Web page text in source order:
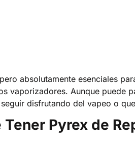
absolutamente esenciales
vaporizadores. Aunque puede
disfrutando del vapeo o
Pyrex de